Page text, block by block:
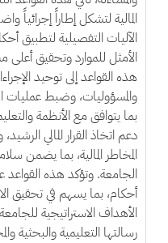
المالية لتشكل إطاراً إجرائياً
الآليات التفصيلية لتطبيق
الأمثل للموارد وتحقيق أعلى
هذه القواعد إلى توحيد
والمسؤوليات، وضبط عمليات
بما يتوافق مع الأنظمة
دعم اتخاذ القرار المالي
المخاطر المالية، بما يضمن
الجامعة. وتؤكد هذه القواعد
أحكام، بما يسهم في تحقيق
الأهداف الاستراتيجية
رسالتها التعليمية والبحثية